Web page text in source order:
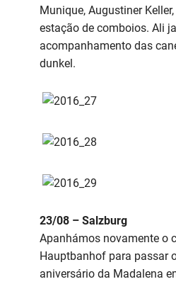
Munique, Augustiner
estação de comboios. Ali
acompanhamento das
dunkel.
23/08 – Salzburg
Apanhámos novamente o
Hauptbanhof para passar
aniversário da Madalena